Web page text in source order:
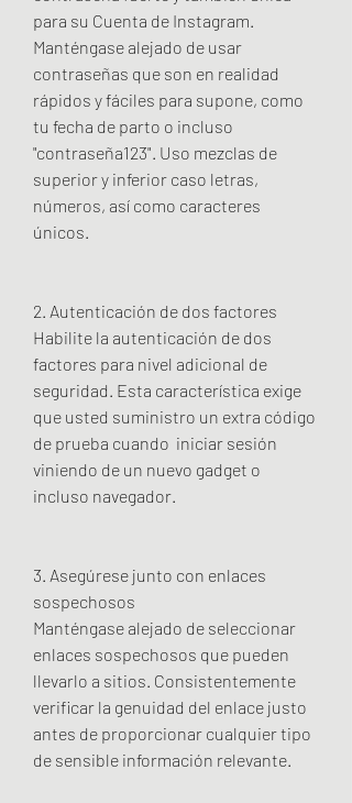
para su Cuenta de Instagram.
Manténgase alejado de usar
contraseñas que son en realidad
rápidos y fáciles para supone, como
tu fecha de parto o incluso
"contraseña123". Uso mezclas de
superior y inferior caso letras,
números, así como caracteres
únicos.
2. Autenticación de dos factores
Habilite la autenticación de dos
factores para nivel adicional de
seguridad. Esta característica exige
que usted suministro un extra código
de prueba cuando  iniciar sesión
viniendo de un nuevo gadget o
incluso navegador.
3. Asegúrese junto con enlaces
sospechosos
Manténgase alejado de seleccionar
enlaces sospechosos que pueden
llevarlo a sitios. Consistentemente
verificar la genuidad del enlace justo
antes de proporcionar cualquier tipo
de sensible información relevante.